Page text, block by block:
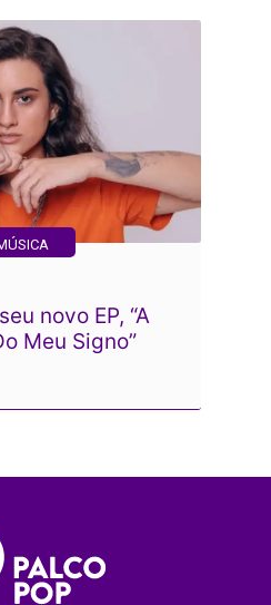
novo EP, “A
Meu Signo”